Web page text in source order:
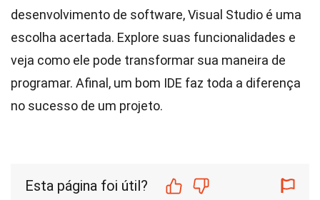
desenvolvimento de software, Visual Studio é uma
escolha acertada. Explore suas funcionalidades e
veja como ele pode transformar sua maneira de
programar. Afinal, um bom IDE faz toda a diferença
no sucesso de um projeto.
Esta página foi útil?